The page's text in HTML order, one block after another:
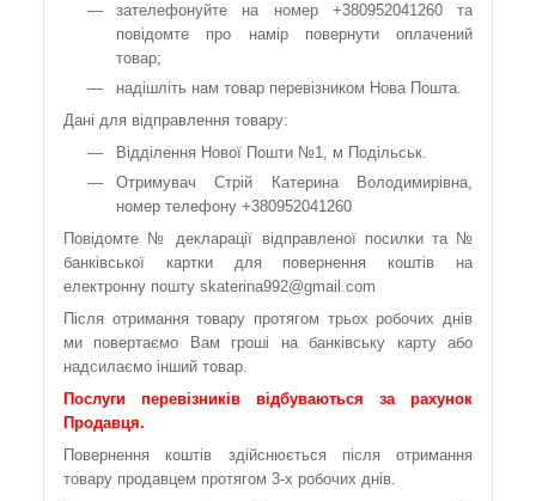
зателефонуйте на номер +380952041260 та
повідомте про намір повернути оплачений
товар;
надішліть нам товар перевізником Нова Пошта.
Дані для відправлення товару:
Відділення Нової Пошти №1, м Подільськ.
Отримувач Стрій Катерина Володимирівна,
номер телефону +380952041260
Повідомте № декларації відправленої посилки та №
банківської картки для повернення коштів на
електронну пошту skaterina992@gmail.com
Після отримання товару протягом трьох робочих днів
ми повертаємо Вам гроші на банківську карту або
надсилаємо інший товар.
Послуги перевізників відбуваються за рахунок
Продавця.
Повернення коштів здійснюється після отримання
товару продавцем протягом 3-х робочих днів.